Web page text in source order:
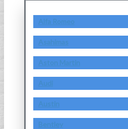
Alfa Romeo
Asahimas
Aston Martin
Audi
Austin
Bentley